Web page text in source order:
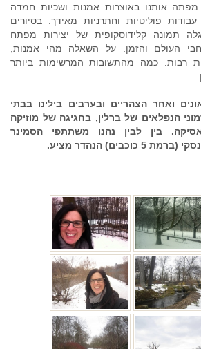
אותנו באוצרות אמנות ושכיות חמדה
פוליטיות וחתרניות מאידך. בסיורים
תמונה קלידוסקופית של יצירות מפתח
העולם והזמן. על השאלה מהי אמנות,
רבות. כמה מהתשובות המרשימות ביותר
ואחר הצהריים ובערבים בילינו בבתי
הנפלאים של ברלין, בחגיגה של מוזיקה
בין לבין נהנו משתתפי הסמינר
הנהדר מציע.